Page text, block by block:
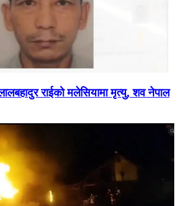
राईको मलेसियामा मृत्यु, शव नेपाल